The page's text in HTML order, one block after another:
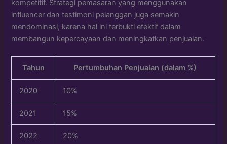
kompetitif. Strategi pemasaran yang menggunakan
influencer dan testimoni pelanggan juga semakin
mendominasi, karena hal ini terbukti efektif dalam
membangun kepercayaan dan meningkatkan penjualan.
Tahun Pertumbuhan Penjualan (dalam %)
2020 10%
2021 15%
2022 20%